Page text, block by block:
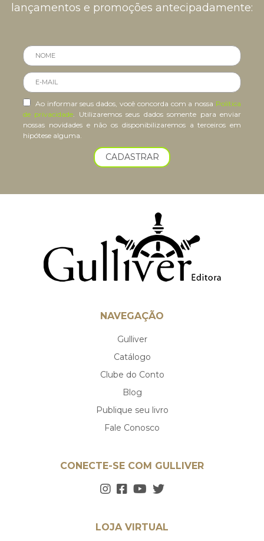
lançamentos e promoções antecipadamente:
Ao informar seus dados, você concorda com a nossa Política
de privacidade . Utilizaremos seus dados somente para enviar
nossas novidades e não os disponibilizaremos a terceiros em
hipótese alguma.
CADASTRAR
NAVEGAÇÃO
Gulliver
Catálogo
Clube do Conto
Blog
Publique seu livro
Fale Conosco
CONECTE-SE COM GULLIVER
LOJA VIRTUAL